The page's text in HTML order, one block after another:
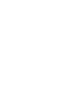
ihr mit uns